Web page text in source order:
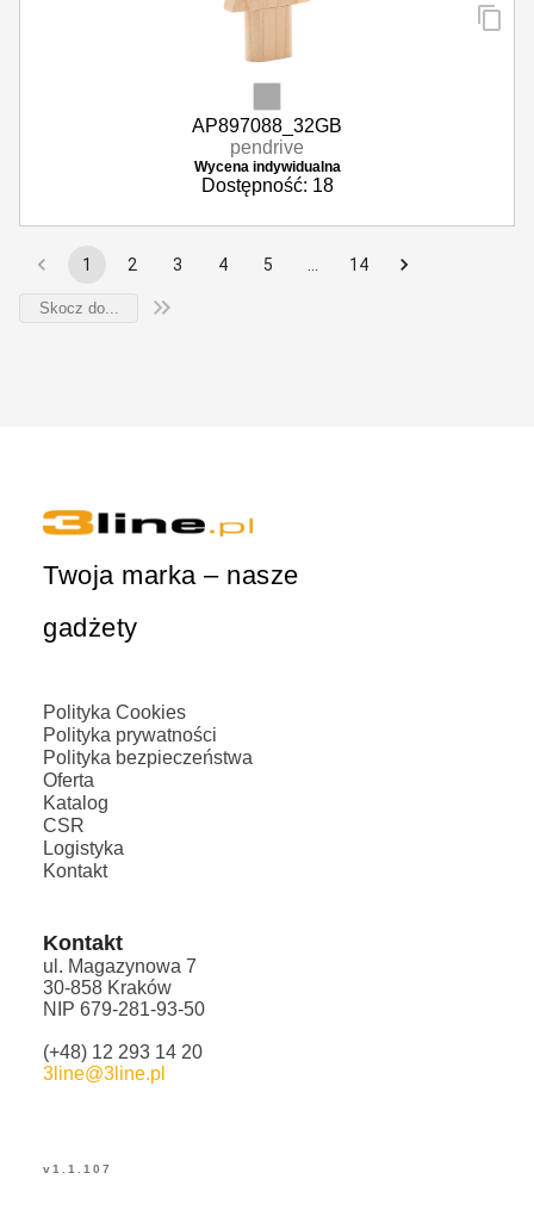
AP897088_32GB
pendrive
Wycena indywidualna
Dostępność: 18
1 2 3 4 5 14
Twoja marka – nasze
gadżety
Polityka Cookies
Polityka prywatności
Polityka bezpieczeństwa
Oferta
Katalog
CSR
Logistyka
Kontakt
Kontakt
ul. Magazynowa 7
30-858 Kraków
NIP 679-281-93-50
(+48) 12 293 14 20
3line@3line.pl
v1.1.107